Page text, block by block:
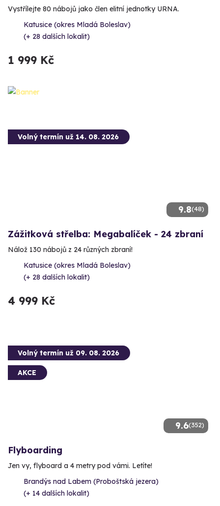
Vystřílejte 80 nábojů jako člen elitní jednotky URNA.
Katusice (okres Mladá Boleslav)
(+ 28 dalších lokalit)
1 999 Kč
9.8(48)
Volný termín už 14. 08. 2026
Zážitková střelba: Megabalíček - 24 zbraní
Nálož 130 nábojů z 24 různých zbraní!
Katusice (okres Mladá Boleslav)
(+ 28 dalších lokalit)
4 999 Kč
9.6(352)
Volný termín už 09. 08. 2026
AKCE
Flyboarding
Jen vy, flyboard a 4 metry pod vámi. Letíte!
Brandýs nad Labem (Proboštská jezera)
(+ 14 dalších lokalit)